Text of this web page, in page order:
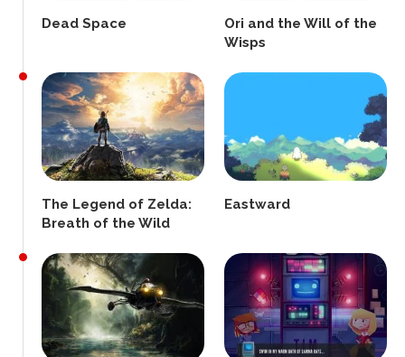
Dead Space
Ori and the Will of the
Wisps
The Legend of Zelda:
Breath of the Wild
Eastward